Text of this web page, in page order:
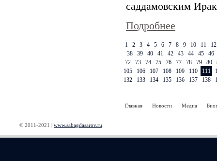
саддамовским
Подробнее
1 2 3 4 5 6 7 8 9 10 11
12
38
39 40 41 42 43 44 45
46
72
73 74 75 76 77 78 79 80
105
106 107 108 109 110 111
132
133 134 135 136 137 138
Главная Новости Медиа
© 2011-2021 | www.sabagdasarov.ru